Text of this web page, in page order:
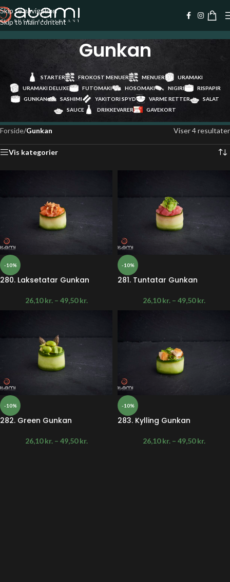
Skip to navigation
Skip to main content
Gunkan
STARTER FROKOST MENUER MENUER
URAMAKI
URAMAKI DELUXE
FUTOMAKI HOSOMAKI NIGIRI
RISPAPIR
GUNKAN
SASHIMI YAKITORI SPYD VARME RETTER
SALAT
SAUCE
DRIKKEVARER GAVEKORT
Forside/Gunkan Viser 4 resultater
Vis kategorier
-10%
280. Laksetatar Gunkan
26,10kr. – 49,50kr.
-10%
281. Tuntatar Gunkan
26,10kr. – 49,50kr.
-10%
282. Green Gunkan
26,10kr. – 49,50kr.
-10%
283. Kylling Gunkan
26,10kr. – 49,50kr.